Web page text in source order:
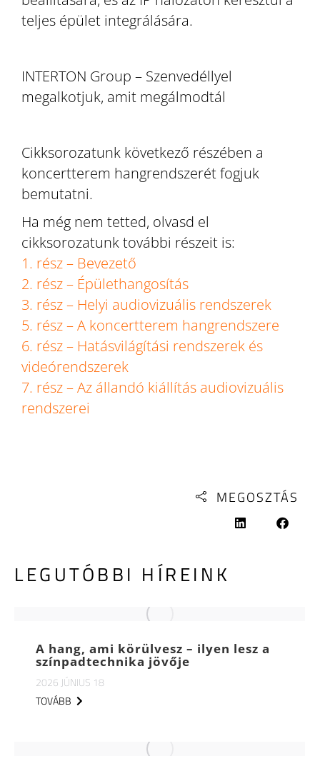
teljes épület integrálására.
INTERTON Group – Szenvedéllyel
megalkotjuk, amit megálmodtál
Cikksorozatunk következő részében a
koncertterem hangrendszerét fogjuk
bemutatni.
Ha még nem tetted, olvasd el
cikksorozatunk további részeit is:
1. rész – Bevezető
2. rész – Épülethangosítás
3. rész – Helyi audiovizuális rendszerek
5. rész – A koncertterem hangrendszere
6. rész – Hatásvilágítási rendszerek és
videórendszerek
7. rész – Az állandó kiállítás audiovizuális
rendszerei
MEGOSZTÁS
LEGUTÓBBI HÍREINK
A hang, ami körülvesz – ilyen lesz a
színpadtechnika jövője
2026 JÚNIUS 18
TOVÁBB